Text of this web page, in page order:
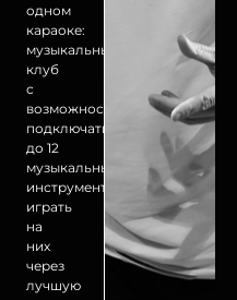
одном
караоке:
музыкальный
клуб
с
возможность
подключать
до 12
музыкальных
инструментов,
играть
на
них
через
лучшую